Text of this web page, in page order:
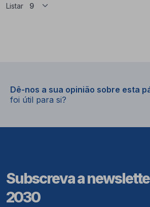
Listar
Dê-nos a sua opinião sobre esta
foi útil para si?
Subscreva a
2030